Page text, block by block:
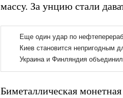
массу. За унцию стали
Биметаллическая